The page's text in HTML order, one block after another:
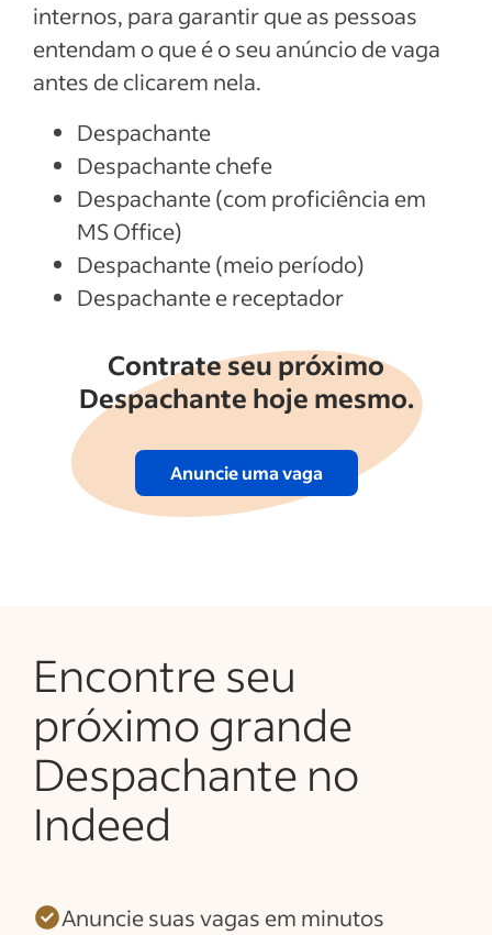
internos, para garantir que as pessoas
entendam o que é o seu anúncio de vaga
antes de clicarem nela.
Despachante
Despachante chefe
Despachante (com proficiência em
MS Office)
Despachante (meio período)
Despachante e receptador
Contrate seu próximo
Despachante hoje mesmo.
Anuncie uma vaga
Encontre seu
próximo grande
Despachante no
Indeed
Anuncie suas vagas em minutos